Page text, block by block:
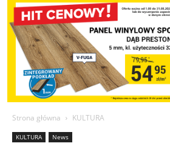
Strona główna KULTURA
KULTURA News